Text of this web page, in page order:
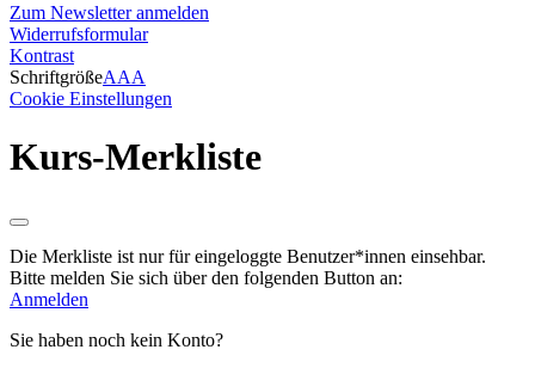
Zum Newsletter anmelden
Widerrufsformular
Kontrast
SchriftgrößeAAA
Cookie Einstellungen
Kurs-Merkliste
Die Merkliste ist nur für eingeloggte Benutzer*innen einsehbar.
Bitte melden Sie sich über den folgenden Button an:
Anmelden
Sie haben noch kein Konto?